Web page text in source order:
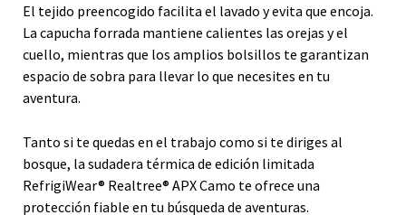
El tejido preencogido facilita el lavado y evita que encoja.
La capucha forrada mantiene calientes las orejas y el
cuello, mientras que los amplios bolsillos te garantizan
espacio de sobra para llevar lo que necesites en tu
aventura.
Tanto si te quedas en el trabajo como si te diriges al
bosque, la sudadera térmica de edición limitada
RefrigiWear® Realtree® APX Camo te ofrece una
protección fiable en tu búsqueda de aventuras.